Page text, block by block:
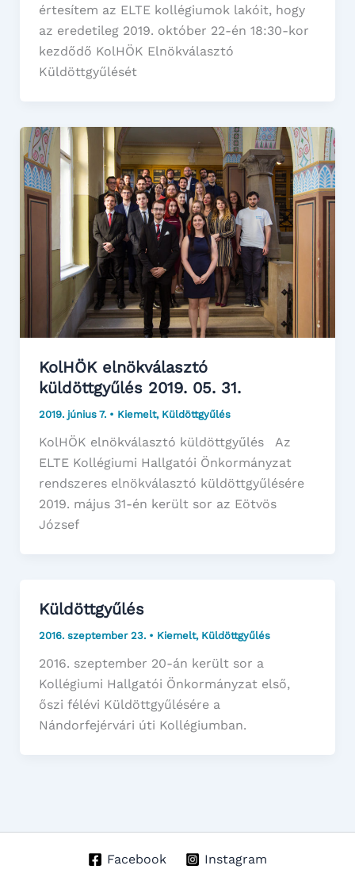
értesítem az ELTE kollégiumok lakóit, hogy
az eredetileg 2019. október 22-én 18:30-kor
kezdődő KolHÖK Elnökválasztó
Küldöttgyűlését
KolHÖK elnökválasztó
küldöttgyűlés 2019. 05. 31.
2019. június 7. • Kiemelt, Küldöttgyűlés
KolHÖK elnökválasztó küldöttgyűlés Az
ELTE Kollégiumi Hallgatói Önkormányzat
rendszeres elnökválasztó küldöttgyűlésére
2019. május 31-én került sor az Eötvös
József
Küldöttgyűlés
2016. szeptember 23. • Kiemelt, Küldöttgyűlés
2016. szeptember 20-án került sor a
Kollégiumi Hallgatói Önkormányzat első,
őszi félévi Küldöttgyűlésére a
Nándorfejérvári úti Kollégiumban.
Facebook Instagram